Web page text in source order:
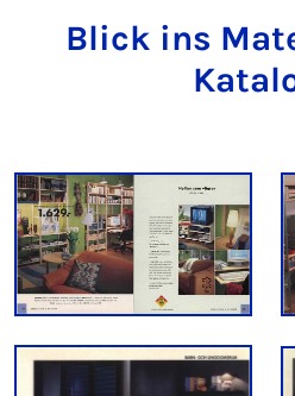
Blick ins